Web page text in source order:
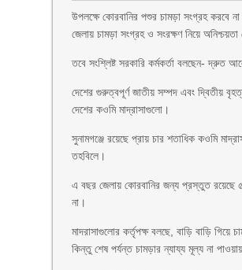
উপলক্ষে কোরবানির পশুর চামড়া সংগ্রহ করবে
জেলায় চামড়া সংগ্রহ ও সংরক্ষণ নিয়ে অনিশ্চয়তা
তবে সংশ্লিষ্ট সরকারি কর্মকর্তা বলছেন- দ্রুত
দেশের গুরুত্বপূর্ণ জাতীয় সম্পদ এবং দ্বিতীয়
দেশের কওমি মাদ্রাসাগুলো।
সুনামগঞ্জে রয়েছে প্রায় চার শতাধিক কওমি
তহবিলে।
এ বছর জেলায় কোরবানির জন্য প্রস্তুত রয়েছে
না।
মাদরাসাগুলোর কর্তৃপক্ষ বলছে, বাড়ি বাড়ি
কিন্তু শেষ পর্যন্ত চামড়ার ন্যায্য মূল্য না